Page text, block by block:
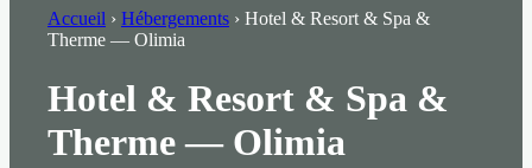
Accueil › Hébergements › Hotel & Resort & Spa &
Therme — Olimia
Hotel & Resort & Spa &
Therme — Olimia